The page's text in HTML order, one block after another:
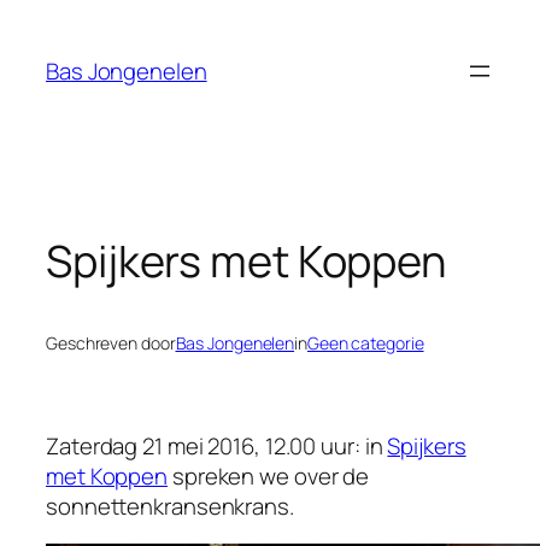
Bas Jongenelen
Spijkers met Koppen
Geschreven doorBas JongeneleninGeen categorie
Zaterdag 21 mei 2016, 12.00 uur: inSpijkers
met Koppen spreken we over de
sonnettenkransenkrans.